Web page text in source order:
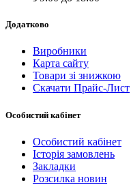
Додатково
Виробники
Карта сайту
Товари зі знижкою
Скачати Прайс-Лист
Особистий кабінет
Особистий кабінет
Історія замовлень
Закладки
Розсилка новин